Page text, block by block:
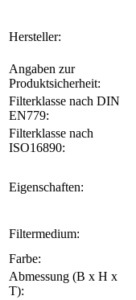
Hersteller:
Angaben zur
Produktsicherheit:
Filterklasse nach DIN
EN779:
Filterklasse nach
ISO16890:
Eigenschaften:
Filtermedium:
Farbe:
Abmessung (B x H x
T):